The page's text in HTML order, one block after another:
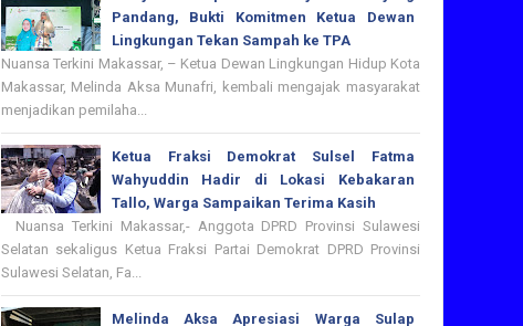
Pandang, Bukti Komitmen Ketua Dewan
Lingkungan Tekan Sampah ke TPA
Nuansa Terkini Makassar, – Ketua Dewan Lingkungan Hidup Kota
Makassar, Melinda Aksa Munafri, kembali mengajak masyarakat
menjadikan pemilaha...
Ketua Fraksi Demokrat Sulsel Fatma
Wahyuddin Hadir di Lokasi Kebakaran
Tallo, Warga Sampaikan Terima Kasih
Nuansa Terkini Makassar,- Anggota DPRD Provinsi Sulawesi
Selatan sekaligus Ketua Fraksi Partai Demokrat DPRD Provinsi
Sulawesi Selatan, Fa...
Melinda Aksa Apresiasi Warga Sulap